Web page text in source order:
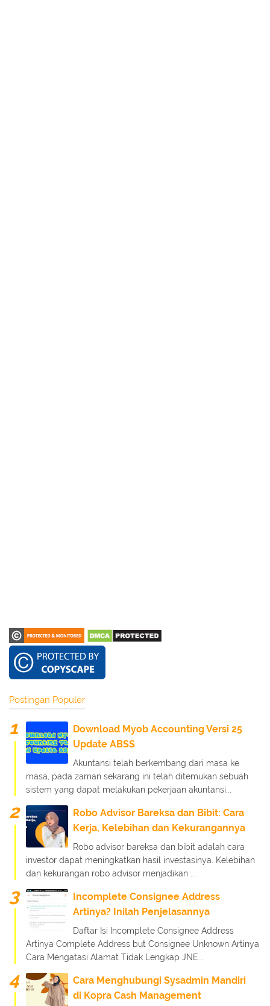
Postingan Populer
Download Myob Accounting Versi 25
Update ABSS
Akuntansi telah berkembang dari masa ke
masa, pada zaman sekarang ini telah ditemukan sebuah
sistem yang dapat melakukan pekerjaan akuntansi...
Robo Advisor Bareksa dan Bibit: Cara
Kerja, Kelebihan dan Kekurangannya
Robo advisor bareksa dan bibit adalah cara
investor dapat meningkatkan hasil investasinya. Kelebihan
dan kekurangan robo advisor menjadikan ...
Incomplete Consignee Address
Artinya? Inilah Penjelasannya
Daftar Isi Incomplete Consignee Address
Artinya Complete Address but Consignee Unknown Artinya
Cara Mengatasi Alamat Tidak Lengkap JNE...
Cara Menghubungi Sysadmin Mandiri
di Kopra Cash Management